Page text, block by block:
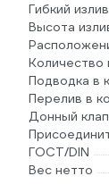
Гибкий излив
Высота
Количество
Подводка в
Перелив в
Донный
ГОСТ/DIN
Вес нетто